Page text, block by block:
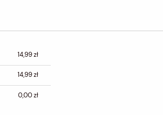
14,99 zł
14,99 zł
0,00 zł